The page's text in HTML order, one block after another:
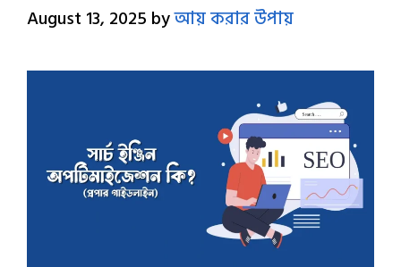
August 13, 2025 byআয় করার উপায়